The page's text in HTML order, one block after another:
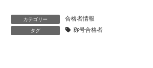
カテゴリー 合格者情報
タグ 称号合格者